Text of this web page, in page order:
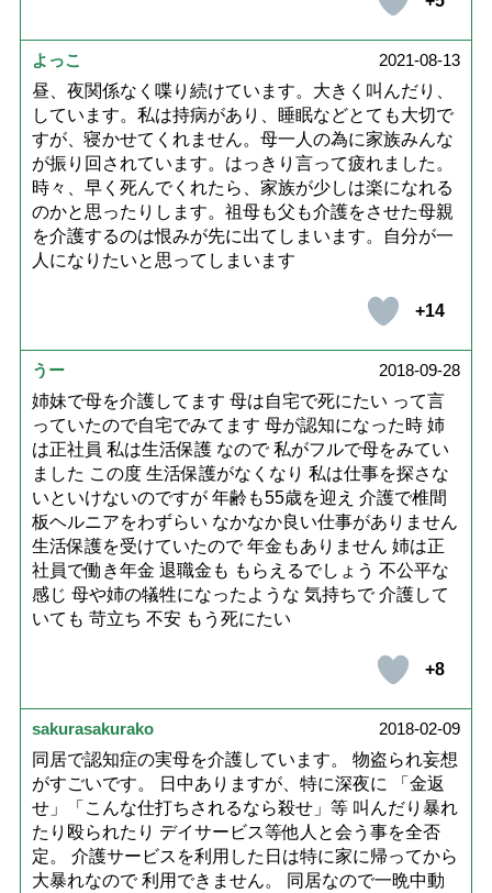
よっこ
2021-08-13
昼、夜関係なく喋り続けています。大きく叫んだり、
しています。私は持病があり、睡眠などとても大切で
すが、寝かせてくれません。母一人の為に家族みんな
が振り回されています。はっきり言って疲れました。
時々、早く死んでくれたら、家族が少しは楽になれる
のかと思ったりします。祖母も父も介護をさせた母親
を介護するのは恨みが先に出てしまいます。自分が一
人になりたいと思ってしまいます
+14
うー
2018-09-28
姉妹で母を介護してます 母は自宅で死にたい って言
っていたので自宅でみてます 母が認知になった時 姉
は正社員 私は生活保護 なので 私がフルで母をみてい
ました この度 生活保護がなくなり 私は仕事を探さな
いといけないのですが 年齢も55歳を迎え 介護で椎間
板ヘルニアをわずらい なかなか良い仕事がありません
生活保護を受けていたので 年金もありません 姉は正
社員で働き年金 退職金も もらえるでしょう 不公平な
感じ 母や姉の犠牲になったような 気持ちで 介護して
いても 苛立ち 不安 もう死にたい
+8
sakurasakurako
2018-02-09
同居で認知症の実母を介護しています。 物盗られ妄想
がすごいです。 日中ありますが、特に深夜に 「金返
せ」「こんな仕打ちされるなら殺せ」等 叫んだり暴れ
たり殴られたり デイサービス等他人と会う事を全否
定。 介護サービスを利用した日は特に家に帰ってから
大暴れなので 利用できません。 同居なので一晩中動